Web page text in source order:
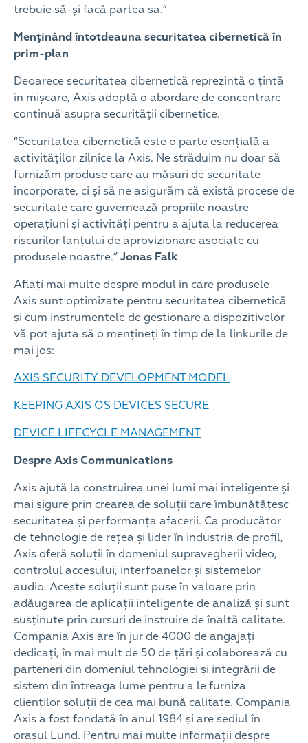
trebuie să-și facă partea sa.”
Menținând întotdeauna securitatea cibernetică în
prim-plan
Deoarece securitatea cibernetică reprezintă o țintă
în mișcare, Axis adoptă o abordare de concentrare
continuă asupra securității cibernetice.
“Securitatea cibernetică este o parte esențială a
activităților zilnice la Axis. Ne străduim nu doar să
furnizăm produse care au măsuri de securitate
încorporate, ci și să ne asigurăm că există procese de
securitate care guvernează propriile noastre
operațiuni și activități pentru a ajuta la reducerea
riscurilor lanțului de aprovizionare asociate cu
produsele noastre.” Jonas Falk
Aflați mai multe despre modul în care produsele
Axis sunt optimizate pentru securitatea cibernetică
și cum instrumentele de gestionare a dispozitivelor
vă pot ajuta să o mențineți în timp de la linkurile de
mai jos:
AXIS SECURITY DEVELOPMENT MODEL
KEEPING AXIS OS DEVICES SECURE
DEVICE LIFECYCLE MANAGEMENT
Despre Axis Communications
Axis ajută la construirea unei lumi mai inteligente și
mai sigure prin crearea de soluții care îmbunătățesc
securitatea și performanța afacerii. Ca producător
de tehnologie de rețea și lider în industria de profil,
Axis oferă soluții în domeniul supravegherii video,
controlul accesului, interfoanelor și sistemelor
audio. Aceste soluții sunt puse în valoare prin
adăugarea de aplicații inteligente de analiză și sunt
susținute prin cursuri de instruire de înaltă calitate.
Compania Axis are în jur de 4000 de angajați
dedicați, în mai mult de 50 de țări și colaborează cu
parteneri din domeniul tehnologiei și integrării de
sistem din întreaga lume pentru a le furniza
clienților soluții de cea mai bună calitate. Compania
Axis a fost fondată în anul 1984 și are sediul în
orașul Lund. Pentru mai multe informații despre